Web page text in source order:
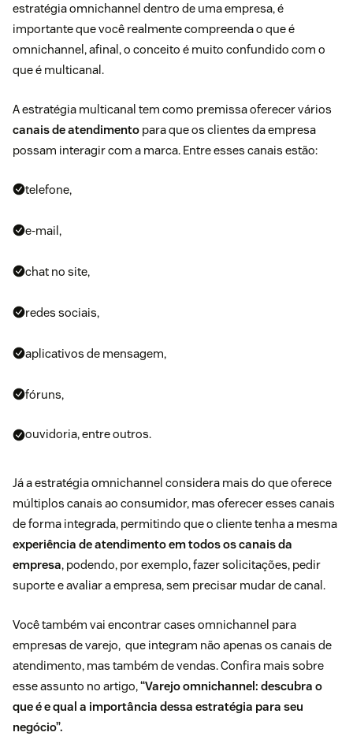
estratégia omnichannel dentro de uma empresa, é
importante que você realmente compreenda o que é
omnichannel, afinal, o conceito é muito confundido com o
que é multicanal.
A estratégia multicanal tem como premissa oferecer vários
canais de atendimento para que os clientes da empresa
possam interagir com a marca. Entre esses canais estão:
telefone,
e-mail,
chat no site,
redes sociais,
aplicativos de mensagem,
fóruns,
ouvidoria, entre outros.
Já a estratégia omnichannel considera mais do que oferece
múltiplos canais ao consumidor, mas oferecer esses canais
de forma integrada, permitindo que o cliente tenha a mesma
experiência de atendimento em todos os canais da
empresa, podendo, por exemplo, fazer solicitações, pedir
suporte e avaliar a empresa, sem precisar mudar de canal.
Você também vai encontrar cases omnichannel para
empresas de varejo, que integram não apenas os canais de
atendimento, mas também de vendas. Confira mais sobre
esse assunto no artigo,“Varejo omnichannel : descubra o
que é e qual a importância dessa estratégia para seu
negócio”.